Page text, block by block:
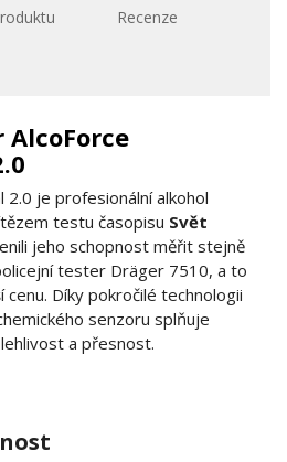
Recenze
2.0 je profesionální alkohol
testu časopisu Svět
jeho schopnost měřit stejně
tester Dräger 7510, a to
Díky pokročilé technologii
senzoru splňuje
a přesnost.